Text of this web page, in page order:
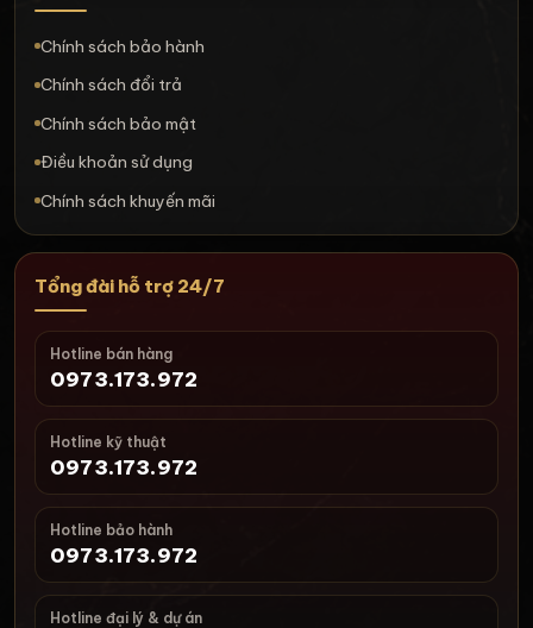
Chính sách bảo hành
Chính sách đổi trả
Chính sách bảo mật
Điều khoản sử dụng
Chính sách khuyến mãi
Tổng đài hỗ trợ 24/7
Hotline bán hàng
0973.173.972
Hotline kỹ thuật
0973.173.972
Hotline bảo hành
0973.173.972
Hotline đại lý & dự án